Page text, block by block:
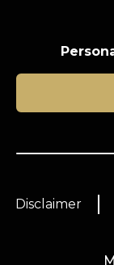
Disclaimer